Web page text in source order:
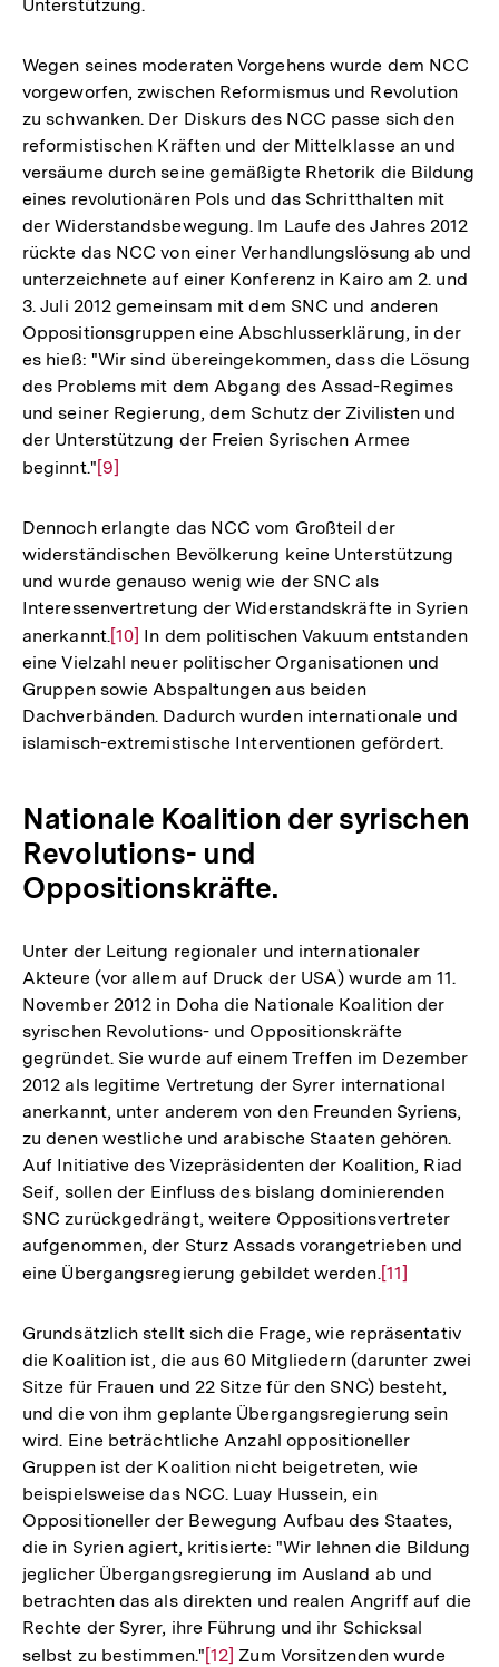
Unterstützung.
Wegen seines moderaten Vorgehens wurde dem NCC
vorgeworfen, zwischen Reformismus und Revolution
zu schwanken. Der Diskurs des NCC passe sich den
reformistischen Kräften und der Mittelklasse an und
versäume durch seine gemäßigte Rhetorik die Bildung
eines revolutionären Pols und das Schritthalten mit
der Widerstandsbewegung. Im Laufe des Jahres 2012
rückte das NCC von einer Verhandlungslösung ab und
unterzeichnete auf einer Konferenz in Kairo am 2. und
3. Juli 2012 gemeinsam mit dem SNC und anderen
Oppositionsgruppen eine Abschlusserklärung, in der
es hieß: "Wir sind übereingekommen, dass die Lösung
des Problems mit dem Abgang des Assad-Regimes
und seiner Regierung, dem Schutz der Zivilisten und
der Unterstützung der Freien Syrischen Armee
beginnt."Zur
der
Fußnote
[9]
Dennoch erlangte das NCC vom Großteil der
widerständischen Bevölkerung keine Unterstützung
und wurde genauso wenig wie der SNC als
Interessenvertretung der Widerstandskräfte in Syrien
anerkannt.Zur
Auflösung
der
Fußnote
[10] In dem politischen Vakuum entstanden
eine Vielzahl neuer politischer Organisationen und
Gruppen sowie Abspaltungen aus beiden
Dachverbänden. Dadurch wurden internationale und
islamisch-extremistische Interventionen gefördert.
Nationale Koalition der syrischen
Revolutions- und
Oppositionskräfte.
Unter der Leitung regionaler und internationaler
Akteure (vor allem auf Druck der USA) wurde am 11.
November 2012 in Doha die Nationale Koalition der
syrischen Revolutions- und Oppositionskräfte
gegründet. Sie wurde auf einem Treffen im Dezember
2012 als legitime Vertretung der Syrer international
anerkannt, unter anderem von den Freunden Syriens,
zu denen westliche und arabische Staaten gehören.
Auf Initiative des Vizepräsidenten der Koalition, Riad
Seif, sollen der Einfluss des bislang dominierenden
SNC zurückgedrängt, weitere Oppositionsvertreter
aufgenommen, der Sturz Assads vorangetrieben und
eine Übergangsregierung gebildet werden.Zur
der
Fußnote
[11]
Grundsätzlich stellt sich die Frage, wie repräsentativ
die Koalition ist, die aus 60 Mitgliedern (darunter zwei
Sitze für Frauen und 22 Sitze für den SNC) besteht,
und die von ihm geplante Übergangsregierung sein
wird. Eine beträchtliche Anzahl oppositioneller
Gruppen ist der Koalition nicht beigetreten, wie
beispielsweise das NCC. Luay Hussein, ein
Oppositioneller der Bewegung Aufbau des Staates,
die in Syrien agiert, kritisierte: "Wir lehnen die Bildung
jeglicher Übergangsregierung im Ausland ab und
betrachten das als direkten und realen Angriff auf die
Rechte der Syrer, ihre Führung und ihr Schicksal
selbst zu bestimmen."Zur
[12] Zum Vorsitzenden wurde